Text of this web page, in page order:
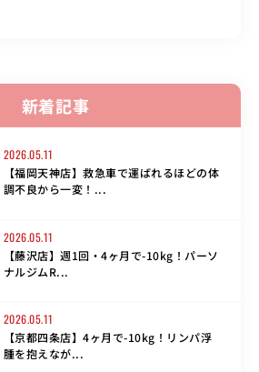
新着記事
2026.05.11
【福岡天神店】救急車で運ばれるほどの体
調不良から一変！...
2026.05.11
【藤沢店】週1回・4ヶ月で-10kg！パーソ
ナルジムR...
2026.05.11
【京都四条店】4ヶ月で-10kg！リンパ浮
腫を抱えなが...